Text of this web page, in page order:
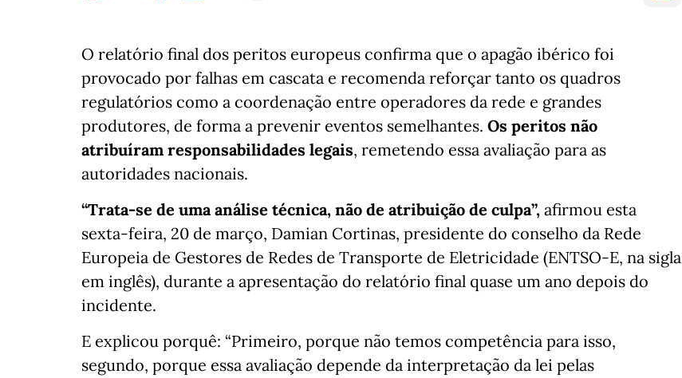
O relatório final dos peritos europeus confirma que o apagão ibérico foi
provocado por falhas em cascata e recomenda reforçar tanto os quadros
regulatórios como a coordenação entre operadores da rede e grandes
produtores, de forma a prevenir eventos semelhantes. Os peritos não
atribuíram responsabilidades legais, remetendo essa avaliação para as
autoridades nacionais.
“Trata-se de uma análise técnica, não de atribuição de culpa”, afirmou esta
sexta-feira, 20 de março, Damian Cortinas, presidente do conselho da Rede
Europeia de Gestores de Redes de Transporte de Eletricidade (ENTSO-E, na sigla
em inglês), durante a apresentação do relatório final quase um ano depois do
incidente.
E explicou porquê: “Primeiro, porque não temos competência para isso,
segundo, porque essa avaliação depende da interpretação da lei pelas